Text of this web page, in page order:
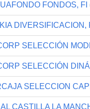
FONDOS, FI
DIVERSIFICACION,
SELECCIÓN
SELECCIÓN
SELECCION
CASTILLA LA